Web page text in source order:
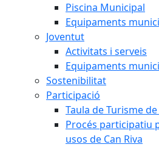
Piscina Municipal
Equipaments
Joventut
Activitats i serveis
Equipaments
Sostenibilitat
Participació
Taula de Turisme
Procés participatiu
usos de Can Riva